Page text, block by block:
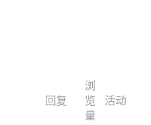
回复
浏
览
量
活动